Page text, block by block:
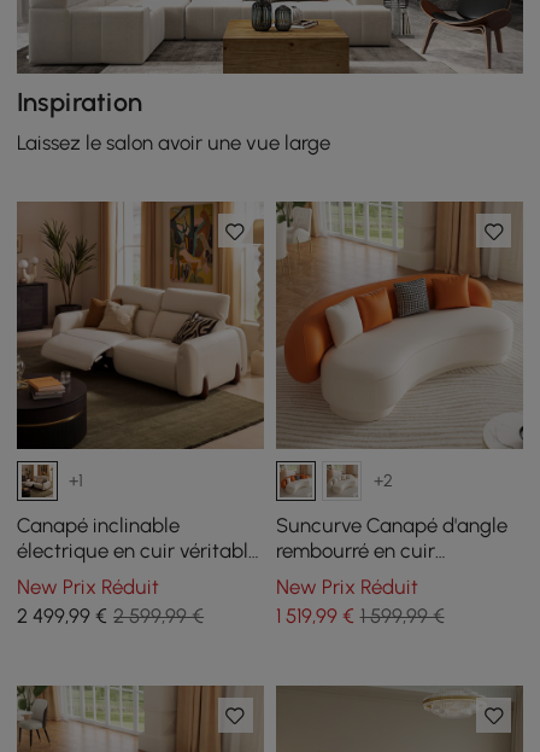
Inspiration
Laissez le salon avoir une vue large
+1
Canapé inclinable
électrique en cuir véritable
Curva de 85 pouces avec
appuie-tête réglable
New Prix Réduit
2 499,99 € 2 599,99 €
+2
Suncurve Canapé d'angle
rembourré en cuir
performance de 211 cm
avec oreillers
New Prix Réduit
1 519,99€ 1 599,99 €